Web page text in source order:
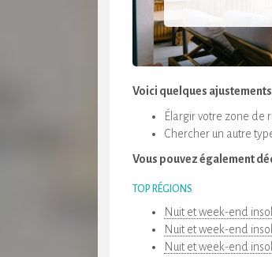
Voici quelques
Élargir votre zone de
Chercher un autre
Vous pouvez également
TOP RÉGIONS
Nuit et week-end
Nuit et week-end
Nuit et week-end